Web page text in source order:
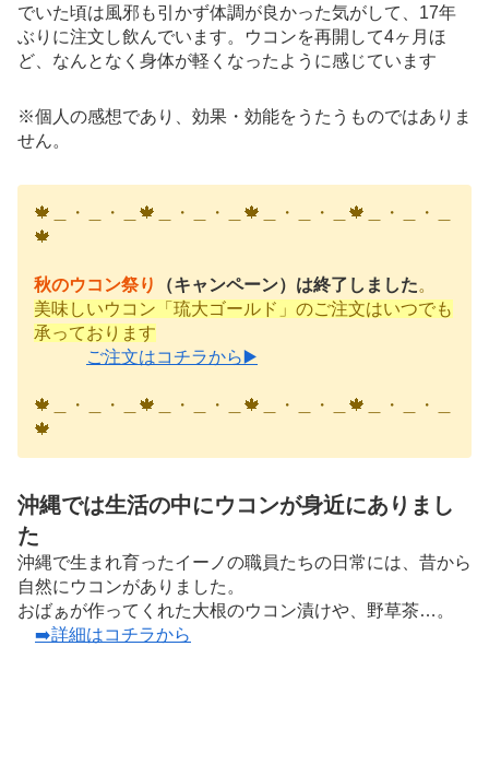
でいた頃は風邪も引かず体調が良かった気がして、17年
ぶりに注文し飲んでいます。ウコンを再開して4ヶ月ほ
ど、なんとなく身体が軽くなったように感じています
※個人の感想であり、効果・効能をうたうものではありま
せん。
🍁＿・＿・＿🍁＿・＿・＿🍁＿・＿・＿🍁＿・＿・＿
🍁
秋のウコン祭り （キャンペーン）は終了しました。
美味しいウコン「琉大ゴールド」のご注文はいつでも
承っております
ご注文はコチラから▶️
🍁＿・＿・＿🍁＿・＿・＿🍁＿・＿・＿🍁＿・＿・＿
🍁
沖縄では生活の中にウコンが身近にありまし
た
沖縄で生まれ育ったイーノの職員たちの日常には、昔から
自然にウコンがありました。
おばぁが作ってくれた大根のウコン漬けや、野草茶…。
➡️詳細はコチラから